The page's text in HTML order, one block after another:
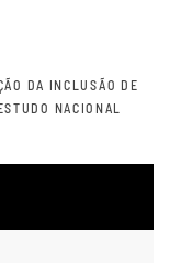
DA INCLUSÃO DE
NACIONAL